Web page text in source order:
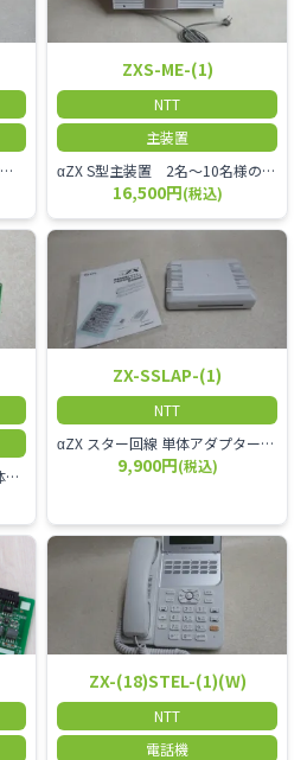
NTT αZX DECTコードレス電話機 電波方式がDECTで、 防水機能（IPX4:あらゆる方向からの水の飛まつを受けても有害な影響を受けない。)を備えた 接続装置と子機の一対シングルゾーンコードレスです。
ZXS-ME-(1)
NTT
主装置
αZX S型主装置 2名～10名様のオフィスに適しております。
16,500円(税込)
αZX 単体電話機ユニット 単体電話機、複合機、ドアホン等、 2台分収容可能にするユニット
ZX-SSLAP-(1)
NTT
αZX スター回線 単体アダプター 受付電話機、ドアホン、FAX等を1台収容できる装置です。
9,900円(税込)
ZX-(18)STEL-(1)(W)
NTT
電話機